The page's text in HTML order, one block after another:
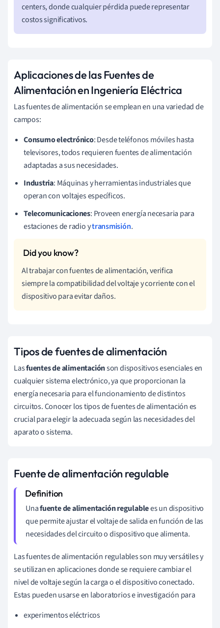
centers, donde cualquier pérdida puede representar
costos significativos.
Aplicaciones de las Fuentes de
Alimentación en Ingeniería Eléctrica
Las fuentes de alimentación se emplean en una variedad de
campos:
Consumo electrónico: Desde teléfonos móviles hasta
televisores, todos requieren fuentes de alimentación
adaptadas a sus necesidades.
Industria: Máquinas y herramientas industriales que
operan con voltajes específicos.
Telecomunicaciones: Proveen energía necesaria para
estaciones de radio ytransmisión.
Al trabajar con fuentes de alimentación, verifica
siempre la compatibilidad del voltaje y corriente con el
dispositivo para evitar daños.
Tipos de fuentes de alimentación
Lasfuentes de alimentaciónson dispositivos esenciales en
cualquier sistema electrónico, ya que proporcionan la
energía necesaria para el funcionamiento de distintos
circuitos. Conocer los tipos de fuentes de alimentación es
crucial para elegir la adecuada según las necesidades del
aparato o sistema.
Fuente de alimentación regulable
Unafuente de alimentación regulablees un dispositivo
que permite ajustar el voltaje de salida en función de las
necesidades del circuito o dispositivo que alimenta.
Las fuentes de alimentación regulables son muy versátiles y
se utilizan en aplicaciones donde se requiere cambiar el
nivel de voltaje según la carga o el dispositivo conectado.
Estas pueden usarse en laboratorios e investigación para
experimentos eléctricos